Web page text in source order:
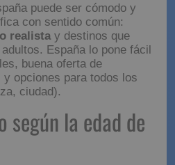
puede ser cómodo y
con sentido común:
realista y destinos que
España lo pone fácil
buena oferta de
opciones para todos los
ciudad).
según la